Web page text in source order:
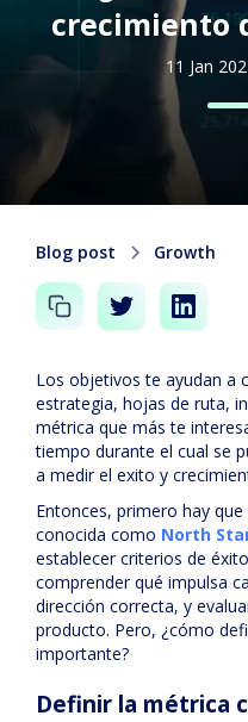
crecimiento
11 Jan
Blog post Growth
Los objetivos te ayudan a
estrategia, hojas de ruta,
métrica que más te
tiempo durante el cual se
a medir el exito y
Entonces, primero hay
conocida como North
establecer criterios de
comprender qué impulsa
dirección correcta, y
producto. Pero, ¿cómo
importante?
Definir la métrica